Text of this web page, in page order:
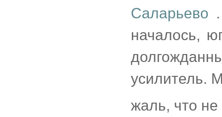
Саларьево
началось,
усилитель.
жаль, что